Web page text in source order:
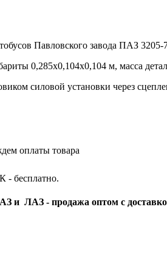
Павловского завода ПАЗ 3205-
0,285х0,104х0,104 м, масса
силовой установки через
оплаты товара
- бесплатно.
и ЛАЗ - продажа оптом с